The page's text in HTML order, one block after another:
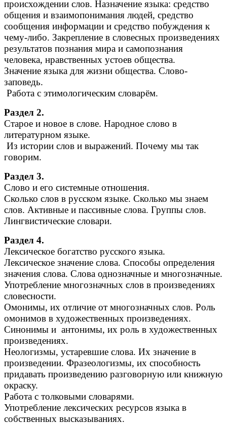
происхождении слов. Назначение языка: средство
общения и взаимопонимания людей, средство
сообщения информации и средство побуждения к
чему-либо. Закрепление в словесных произведениях
результатов познания мира и самопознания
человека, нравственных устоев общества.
Значение языка для жизни общества. Слово-
заповедь.
Работа с этимологическим словарём.
Раздел 2.
Старое и новое в слове. Народное слово в
литературном языке.
Из истории слов и выражений. Почему мы так
говорим.
Раздел 3.
Слово и его системные отношения.
Сколько слов в русском языке. Сколько мы знаем
слов. Активные и пассивные слова. Группы слов.
Лингвистические словари.
Раздел 4.
Лексическое богатство русского языка.
Лексическое значение слова. Способы определения
значения слова. Слова однозначные и многозначные.
Употребление многозначных слов в произведениях
словесности.
Омонимы, их отличие от многозначных слов. Роль
омонимов в художественных произведениях.
Синонимы и антонимы, их роль в художественных
произведениях.
Неологизмы, устаревшие слова. Их значение в
произведении. Фразеологизмы, их способность
придавать произведению разговорную или книжную
окраску.
Работа с толковыми словарями.
Употребление лексических ресурсов языка в
собственных высказываниях.